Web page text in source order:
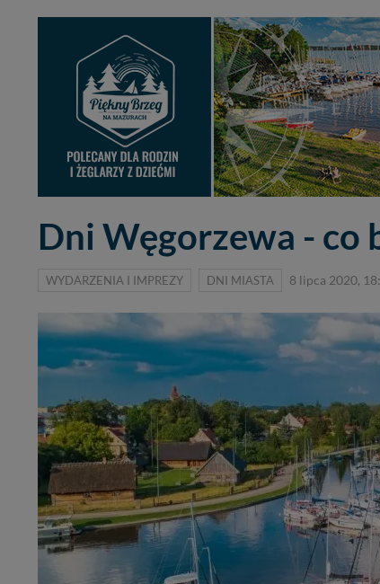
Dni Węgorzewa - co
WYDARZENIA I IMPREZY DNI MIASTA 8 lipca 2020,